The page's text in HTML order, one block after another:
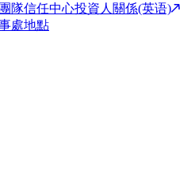
隊信任中心投資人關係(英语)
處地點